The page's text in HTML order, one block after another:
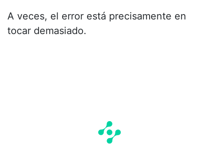
A veces, el error está precisamente en
tocar demasiado.